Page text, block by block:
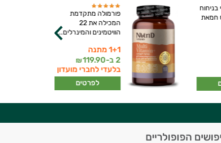
בניחוח
חמאת
פורמולה מתקדמת
המכילה את 22
הוויטמינים והמינרלים...
1+1 מתנה
2 ב-
119.90
₪
בלעדי לחברי מועדון
לפרטים
הפופולריים